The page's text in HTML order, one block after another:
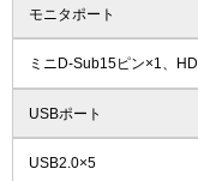
モニタポート
ミニD-Sub15ピン×1、
USBポート
USB2.0×5